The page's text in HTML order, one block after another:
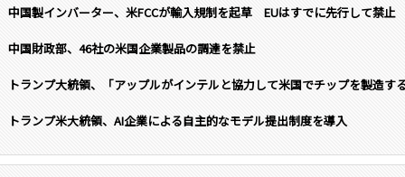
中国製インバーター、米FCCが輸入規制を起草 EUはすでに先行して禁止
中国財政部、46社の米国企業製品の調達を禁止
トランプ大統領、「アップルがインテルと協力して米国でチップを製造す
トランプ米大統領、AI企業による自主的なモデル提出制度を導入